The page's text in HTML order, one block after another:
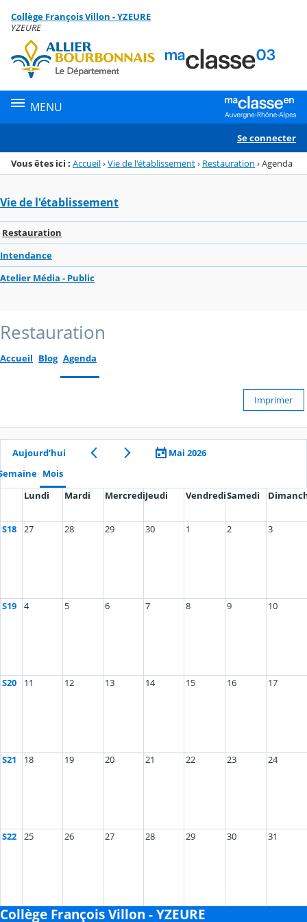
Menu de la rubrique
Contenu
Collège François Villon - YZEURE
YZEURE
MENU
Se connecter
Vous êtes ici : Accueil›Vie de l'établissement› Restauration ›Agenda
Vie de l'établissement
Restauration
Intendance
Atelier Média - Public
Restauration
Accueil Blog Agenda
Imprimer
Aujourd’hui
Mai 2026
Mois
Lundi
Mardi MercrediJeudi VendrediSamedi
S18 27 28 29 30 1 2 3
S19 4 5 6 7 8 9 10
S20 11 12 13 14 15 16 17
S21 18 19 20 21 22 23 24
S22 25 26 27 28 29 30 31
Collège François Villon - YZEURE